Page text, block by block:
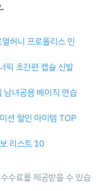
허니 프로폴리스 인
픽 초간편 캡슐 신발
남녀공용 베이직 연습
션 할인 아이템 TOP
리스트 10
수료를 제공받을 수 있습